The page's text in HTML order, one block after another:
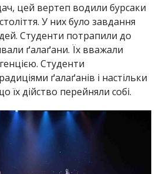
цей вертеп водили бурсаки
У них було завдання
Студенти потрапили до
ґалаґани. Їх вважали
Студенти
ґалаґанів і настільки
їх дійство перейняли собі.